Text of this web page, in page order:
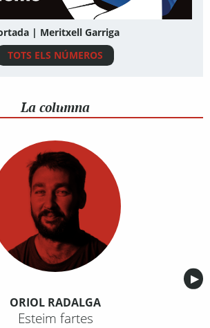
| Meritxell Garriga
TOTS ELS NÚMEROS
La columna
▶︎
ORIOL RADALGA
Esteim fartes